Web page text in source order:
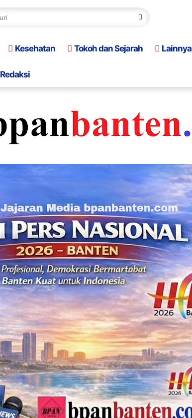
Kesehatan Tokoh dan Sejarah Lainnya
Redaksi